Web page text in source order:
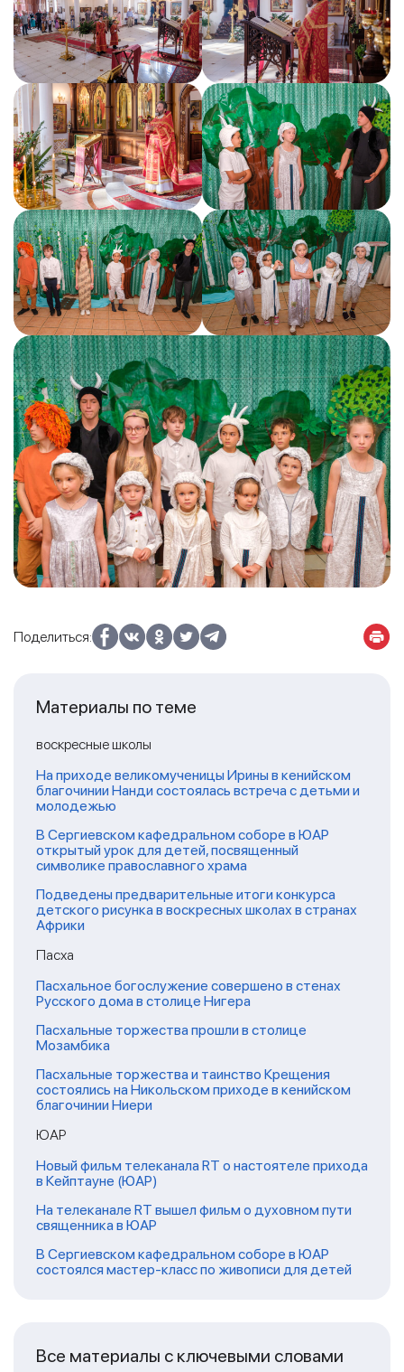
Поделиться:
Материалы по теме
воскресные школы
На приходе великомученицы Ирины в кенийском
благочинии Нанди состоялась встреча с детьми и
молодежью
В Сергиевском кафедральном соборе в ЮАР
открытый урок для детей, посвященный
символике православного храма
Подведены предварительные итоги конкурса
детского рисунка в воскресных школах в странах
Африки
Пасха
Пасхальное богослужение совершено в стенах
Русского дома в столице Нигера
Пасхальные торжества прошли в столице
Мозамбика
Пасхальные торжества и таинство Крещения
состоялись на Никольском приходе в кенийском
благочинии Ниери
ЮАР
Новый фильм телеканала RT о настоятеле прихода
в Кейптауне (ЮАР)
На телеканале RT вышел фильм о духовном пути
священника в ЮАР
В Сергиевском кафедральном соборе в ЮАР
состоялся мастер-класс по живописи для детей
Все материалы с ключевыми словами